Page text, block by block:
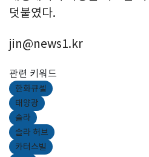
덧붙였다.
jin@news1.kr
관련 키워드
한화큐셀
태양광
솔라
솔라 허브
카터스빌